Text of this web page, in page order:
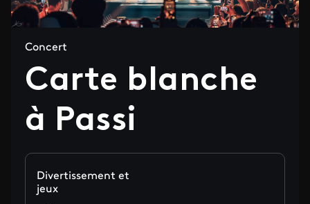
Concert
Carte blanche
à Passi
Divertissement et
jeux